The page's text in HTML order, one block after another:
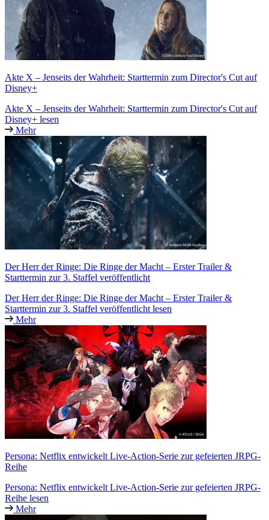
Akte X – Jenseits der Wahrheit: Starttermin zum Director's Cut auf
Disney+
Akte X – Jenseits der Wahrheit: Starttermin zum Director's Cut auf
Disney+ lesen
Mehr
Der Herr der Ringe: Die Ringe der Macht – Erster Trailer &
Starttermin zur 3. Staffel veröffentlicht
Der Herr der Ringe: Die Ringe der Macht – Erster Trailer &
Starttermin zur 3. Staffel veröffentlicht lesen
Mehr
Persona: Netflix entwickelt Live-Action-Serie zur gefeierten JRPG-
Reihe
Persona: Netflix entwickelt Live-Action-Serie zur gefeierten JRPG-
Reihe lesen
Mehr